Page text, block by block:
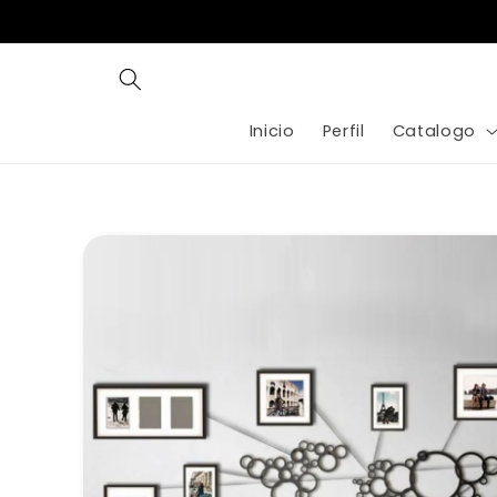
al contenido
Inicio Perfil Catalogo
directamente